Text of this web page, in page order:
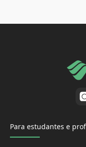
Para estudantes e